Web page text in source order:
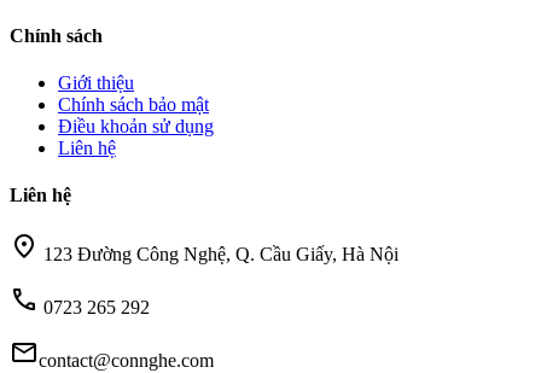
Chính sách
Giới thiệu
Chính sách bảo mật
Điều khoản sử dụng
Liên hệ
Liên hệ
location_on 123 Đường Công Nghệ, Q. Cầu Giấy, Hà Nội
call 0723 265 292
mailcontact@connghe.com